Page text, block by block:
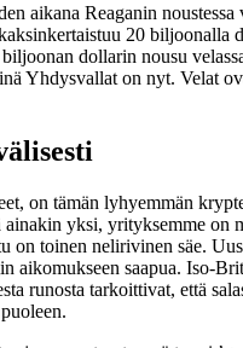
aikana Reaganin
20
dollarin nousu
Yhdysvallat on nyt. Velat
on tämän lyhyemmän
yksi, yrityksemme on
toinen nelirivinen säe.
aikomukseen saapua. Iso-
tarkoittivat, että